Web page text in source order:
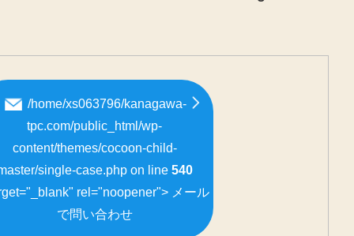
/home/xs063796/kanagawa-
tpc.com/public_html/wp-
content/themes/cocoon-child-
single-case.php on line 540
rel="noopener"> メール
で問い合わせ